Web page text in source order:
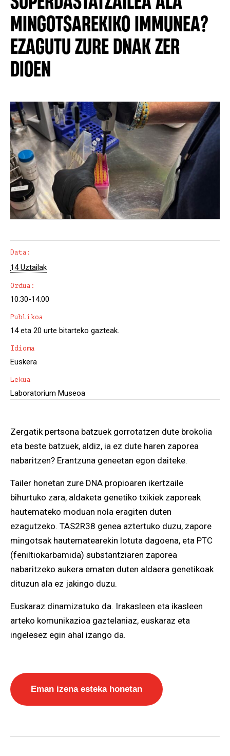
MINGOTSAREKIKO IMMUNEA?
EZAGUTU ZURE DNAK ZER
DIOEN
Zergatik pertsona batzuek gorrotatzen dute brokolia
eta beste batzuek, aldiz, ia ez dute haren zaporea
nabaritzen? Erantzuna geneetan egon daiteke.
Tailer honetan zure DNA propioaren ikertzaile
bihurtuko zara, aldaketa genetiko txikiek zaporeak
hautemateko moduan nola eragiten duten
ezagutzeko. TAS2R38 genea aztertuko duzu, zapore
mingotsak hautematearekin lotuta dagoena, eta PTC
(feniltiokarbamida) substantziaren zaporea
nabaritzeko aukera ematen duten aldaera genetikoak
dituzun ala ez jakingo duzu.
Euskaraz dinamizatuko da. Irakasleen eta ikasleen
arteko komunikazioa gaztelaniaz, euskaraz eta
ingelesez egin ahal izango da.
Eman izena esteka honetan
Data:
14 Uztailak
Ordua:
10:30-14:00
Publikoa
14 eta 20 urte bitarteko gazteak.
Idioma
Euskera
Lekua
Laboratorium Museoa